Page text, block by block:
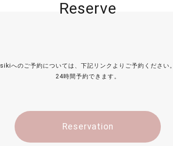
Reserve
sikiへのご予約については、下記リンクよりご予約ください。
24時間予約できます。
Reservation